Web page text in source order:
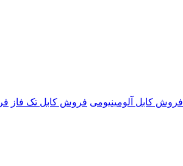
فروش کابل آلومینیومی فروش کابل تک فاز